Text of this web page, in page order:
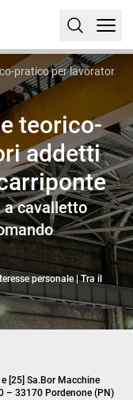
pratico per lavoratori
teorico-
addetti
a cavalletto
personale | Tra il
e [25] Sa.Bor Macchine
– 33170 Pordenone (PN)